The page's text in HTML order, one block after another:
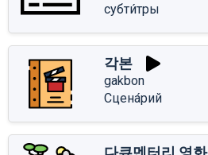
субти́тры
각본
gakbon
Сцена́рий